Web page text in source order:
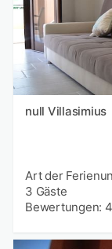
null Villasimius
Art der
3 Gäste
Bewertungen: 4